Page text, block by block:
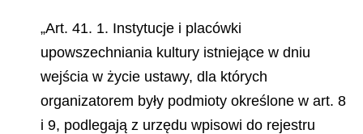
„Art. 41. 1. Instytucje i placówki
upowszechniania kultury istniejące w dniu
wejścia w życie ustawy, dla których
organizatorem były podmioty określone w art. 8
i 9, podlegają z urzędu wpisowi do rejestru